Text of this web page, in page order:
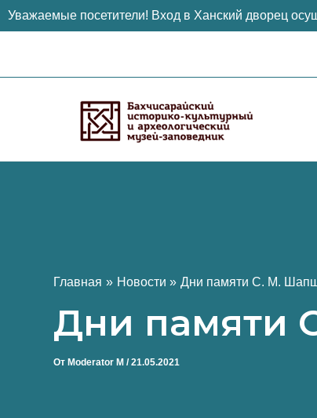
Уважаемые посетители! Вход в Ханский дворец
Главная Новости Дни памяти С. М.
Дни памяти
От Moderator M /21.05.2021